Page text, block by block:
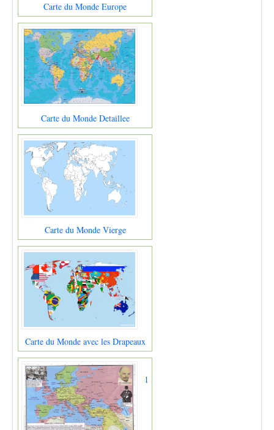
Carte du Monde Europe
Carte du Monde Detaillee
Carte du Monde Vierge
Carte du Monde avec les Drapeaux
1